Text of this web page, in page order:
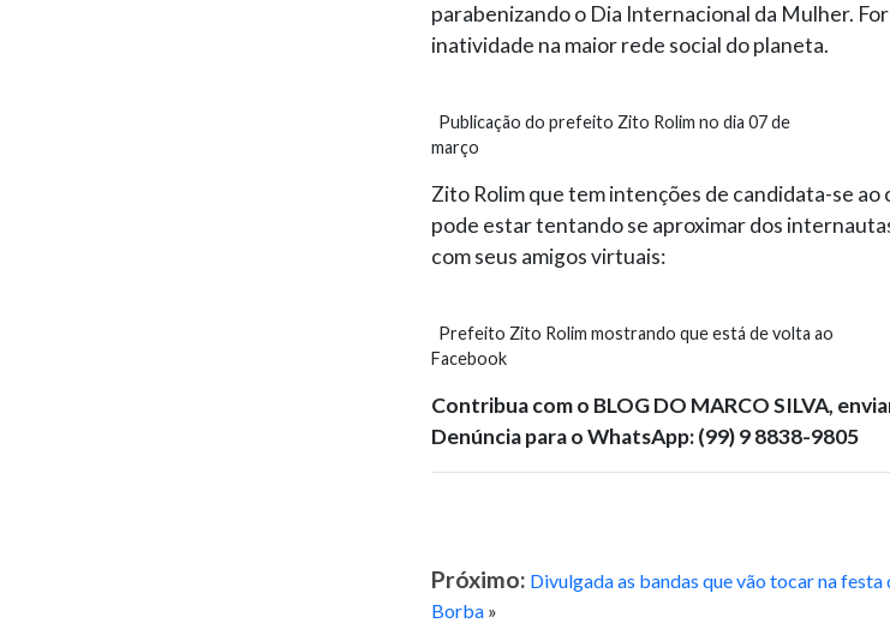
parabenizando o Dia Internacional da Mulher.
inatividade na maior rede social do planeta.
Publicação do prefeito Zito Rolim no dia 07 de
março
Zito Rolim que tem intenções de candidata-se
pode estar tentando se aproximar dos
com seus amigos virtuais:
Prefeito Zito Rolim mostrando que está de volta ao
Facebook
Contribua com o BLOG DO MARCO SILVA,
Denúncia para o WhatsApp: (99) 9 8838-9805
Próximo: Divulgada as bandas que vão tocar na
Borba »